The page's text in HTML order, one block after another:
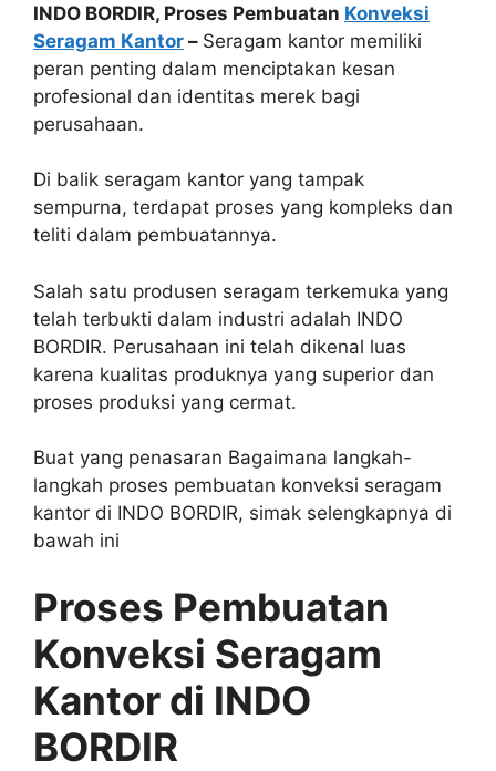
INDO BORDIR, Proses Pembuatan Konveksi
Seragam Kantor – Seragam kantor memiliki
peran penting dalam menciptakan kesan
profesional dan identitas merek bagi
perusahaan.
Di balik seragam kantor yang tampak
sempurna, terdapat proses yang kompleks dan
teliti dalam pembuatannya.
Salah satu produsen seragam terkemuka yang
telah terbukti dalam industri adalah INDO
BORDIR. Perusahaan ini telah dikenal luas
karena kualitas produknya yang superior dan
proses produksi yang cermat.
Buat yang penasaran Bagaimana langkah-
langkah proses pembuatan konveksi seragam
kantor di INDO BORDIR, simak selengkapnya di
bawah ini
Proses Pembuatan
Konveksi Seragam
Kantor di INDO
BORDIR